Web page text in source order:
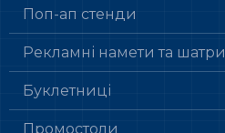
Поп-ап стенди
Рекламні намети та шатри
Буклетниці
Промостоли